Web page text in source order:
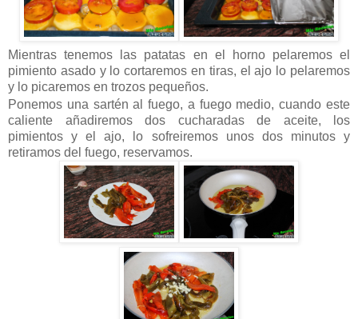
Mientras tenemos las patatas en el horno pelaremos el
pimiento asado y lo cortaremos en tiras, el ajo lo pelaremos
y lo picaremos en trozos pequeños.
Ponemos una sartén al fuego, a fuego medio, cuando este
caliente añadiremos dos cucharadas de aceite, los
pimientos y el ajo, lo sofreiremos unos dos minutos y
retiramos del fuego, reservamos.